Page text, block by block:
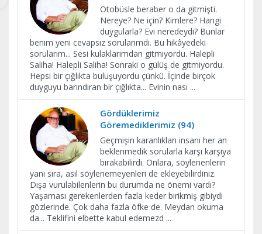
Otobüsle beraber o da gitmişti.
Nereye? Ne için? Kimlere? Hangi
duygularla? Evi neredeydi? Bunlar
benim yeni cevapsız sorularımdı. Bu hikâyedeki
sorularım... Sesi kulaklarımdan gitmiyordu. Halepli
Saliha! Halepli Saliha! Sonraki o gülüş de gitmiyordu.
Hepsi bir çığlıkta buluşuyordu çünkü. İçinde birçok
duyguyu barındıran bir çığlıkta... Evinin nası ...
Gördüklerimiz
Göremediklerimiz (94)
Geçmişin karanlıkları insanı her an
beklenmedik sorularla karşı karşıya
bırakabilirdi. Onlara, söylenenlerin
yanı sıra, asıl söylenemeyenleri de ekleyebilirdiniz.
Dışa vurulabilenlerin bu durumda ne önemi vardı?
Yaşaması gerekenlerden fazla keder birikmiş gibiydi
gözlerinde. Çok daha fazla öfke de. Meydan okuma
da... Teklifini elbette kabul edemezd ...